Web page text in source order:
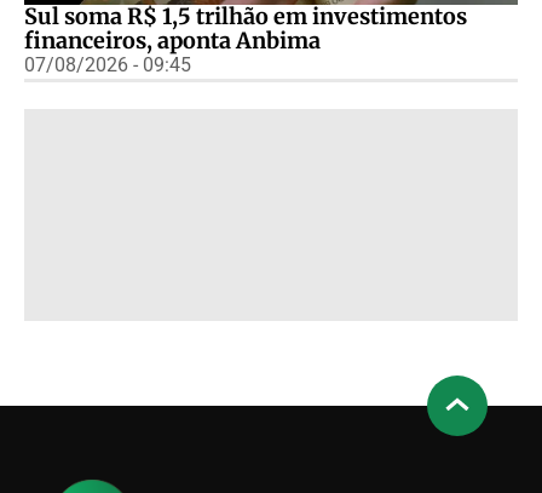
Sul soma R$ 1,5 trilhão em investimentos
financeiros, aponta Anbima
07/08/2026 - 09:45